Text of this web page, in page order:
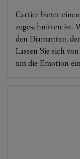
Cartier bietet
zugeschnitten ist.
den Diamanten,
Lassen Sie sich
um die Emotion